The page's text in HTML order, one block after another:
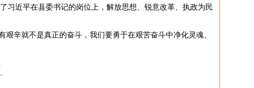
习近平在县委书记的岗位上，解放思想、锐意改革、执政为民
辛就不是真正的奋斗，我们要勇于在艰苦奋斗中净化灵魂、